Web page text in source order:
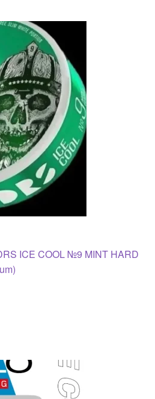
ICE COOL №9 MINT HARD